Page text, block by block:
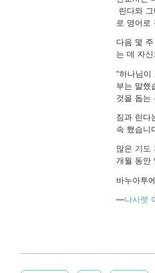
린다와
로 영어로
다음 몇
는 데 자
“하나님
부는 말했
것을 돕는
짐과 린다
속 했습니
많은 기도
개월 동안
바누아투
—나사렛